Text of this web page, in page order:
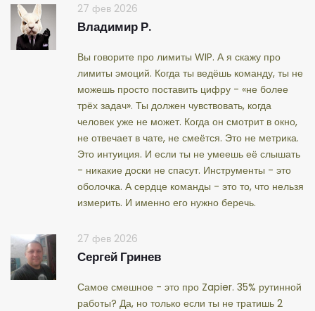
27 фев 2026
Владимир Р.
Вы говорите про лимиты WIP. А я скажу про
лимиты эмоций. Когда ты ведёшь команду, ты не
можешь просто поставить цифру - «не более
трёх задач». Ты должен чувствовать, когда
человек уже не может. Когда он смотрит в окно,
не отвечает в чате, не смеётся. Это не метрика.
Это интуиция. И если ты не умеешь её слышать
- никакие доски не спасут. Инструменты - это
оболочка. А сердце команды - это то, что нельзя
измерить. И именно его нужно беречь.
27 фев 2026
Сергей Гринев
Самое смешное - это про Zapier. 35% рутинной
работы? Да, но только если ты не тратишь 2